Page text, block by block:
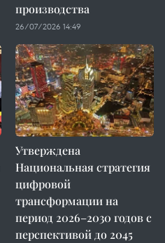
производства
26/07/2026 14:49
Утверждена
Национальная стратегия
цифровой
трансформации на
период 2026–2030 годов с
перспективой до 2045